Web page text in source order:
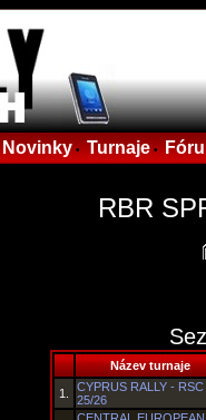
Novinky• Turnaje•
RBR
Název turnaje
1.
CYPRUS RALLY - RSC
25/26